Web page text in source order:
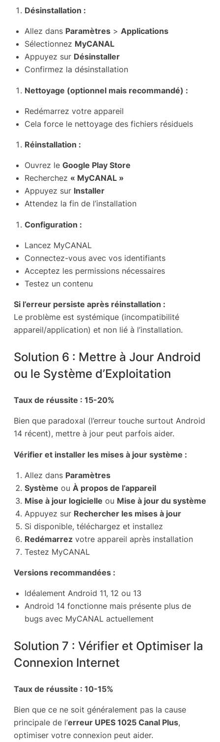
Désinstallation :
Allez dans Paramètres > Applications
Sélectionnez MyCANAL
Appuyez sur Désinstaller
Confirmez la désinstallation
Nettoyage (optionnel mais recommandé) :
Redémarrez votre appareil
Cela force le nettoyage des fichiers résiduels
Réinstallation :
Ouvrez le Google Play Store
Recherchez « MyCANAL »
Appuyez sur Installer
Attendez la fin de l’installation
Configuration :
Lancez MyCANAL
Connectez-vous avec vos identifiants
Acceptez les permissions nécessaires
Testez un contenu
Si l’erreur persiste après réinstallation :
Le problème est systémique (incompatibilité
appareil/application) et non lié à l’installation.
Solution 6 : Mettre à Jour Android
ou le Système d’Exploitation
Taux de réussite : 15-20%
Bien que paradoxal (l’erreur touche surtout Android
14 récent), mettre à jour peut parfois aider.
Vérifier et installer les mises à jour système :
Allez dans Paramètres
Système ou À propos de l’appareil
Mise à jour logicielle ou Mise à jour du système
Appuyez sur Rechercher les mises à jour
Si disponible, téléchargez et installez
Redémarrez votre appareil après installation
Testez MyCANAL
Versions recommandées :
Idéalement Android 11, 12 ou 13
Android 14 fonctionne mais présente plus de
bugs avec MyCANAL actuellement
Solution 7 : Vérifier et Optimiser la
Connexion Internet
Taux de réussite : 10-15%
Bien que ce ne soit généralement pas la cause
principale de l’erreur UPES 1025 Canal Plus,
optimiser votre connexion peut aider.